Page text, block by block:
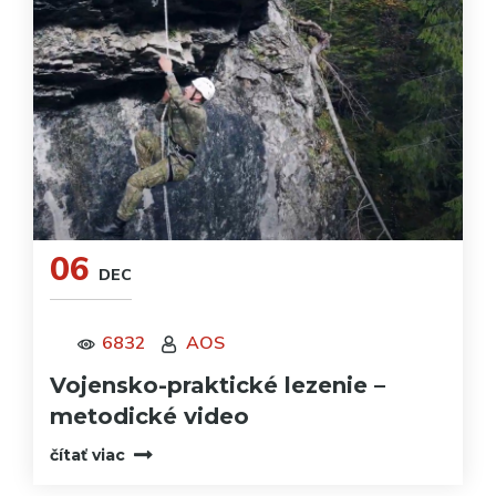
06 DEC
6832 AOS
Vojensko-praktické lezenie –
metodické video
čítať viac